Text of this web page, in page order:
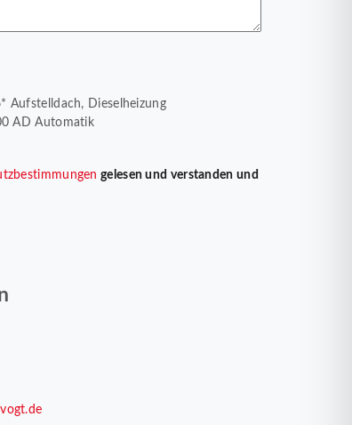
Aufstelldach, Dieselheizung
AD Automatik
gelesen und verstanden und